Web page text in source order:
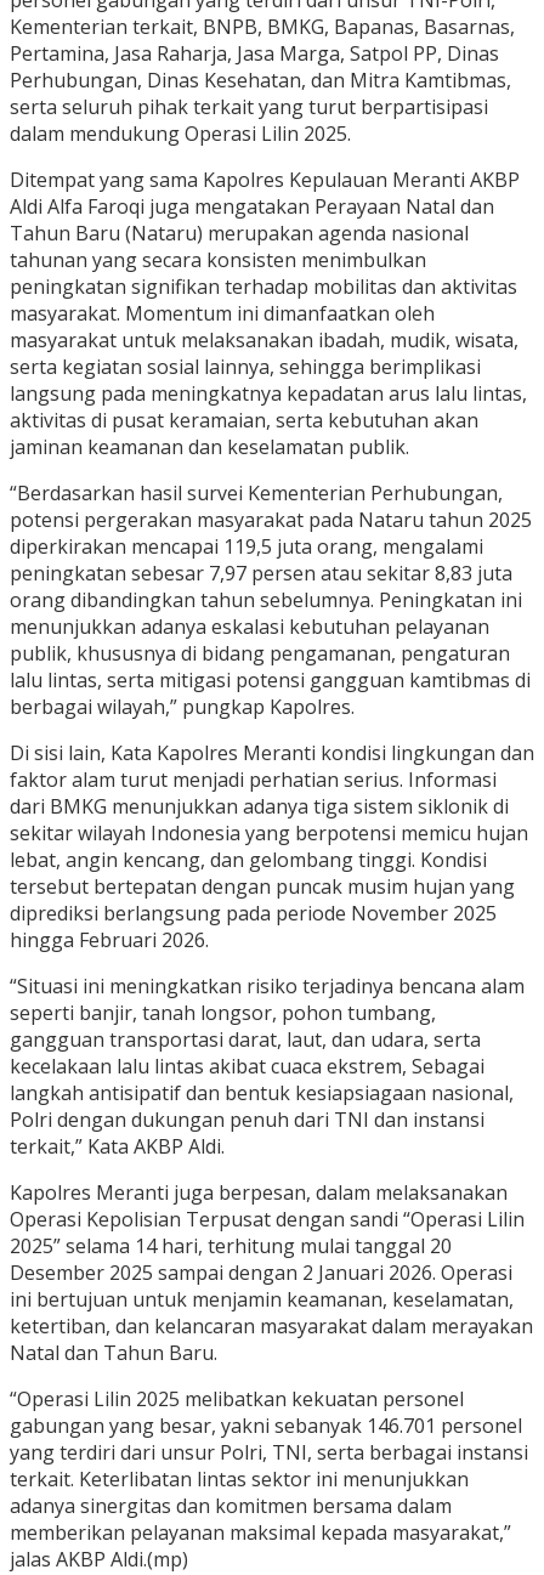
Kementerian terkait, BNPB, BMKG, Bapanas, Basarnas,
Pertamina, Jasa Raharja, Jasa Marga, Satpol PP, Dinas
Perhubungan, Dinas Kesehatan, dan Mitra Kamtibmas,
serta seluruh pihak terkait yang turut berpartisipasi
dalam mendukung Operasi Lilin 2025.
Ditempat yang sama Kapolres Kepulauan Meranti AKBP
Aldi Alfa Faroqi juga mengatakan Perayaan Natal dan
Tahun Baru (Nataru) merupakan agenda nasional
tahunan yang secara konsisten menimbulkan
peningkatan signifikan terhadap mobilitas dan aktivitas
masyarakat. Momentum ini dimanfaatkan oleh
masyarakat untuk melaksanakan ibadah, mudik, wisata,
serta kegiatan sosial lainnya, sehingga berimplikasi
langsung pada meningkatnya kepadatan arus lalu lintas,
aktivitas di pusat keramaian, serta kebutuhan akan
jaminan keamanan dan keselamatan publik.
“Berdasarkan hasil survei Kementerian Perhubungan,
potensi pergerakan masyarakat pada Nataru tahun 2025
diperkirakan mencapai 119,5 juta orang, mengalami
peningkatan sebesar 7,97 persen atau sekitar 8,83 juta
orang dibandingkan tahun sebelumnya. Peningkatan ini
menunjukkan adanya eskalasi kebutuhan pelayanan
publik, khususnya di bidang pengamanan, pengaturan
lalu lintas, serta mitigasi potensi gangguan kamtibmas di
berbagai wilayah,” pungkap Kapolres.
Di sisi lain, Kata Kapolres Meranti kondisi lingkungan dan
faktor alam turut menjadi perhatian serius. Informasi
dari BMKG menunjukkan adanya tiga sistem siklonik di
sekitar wilayah Indonesia yang berpotensi memicu hujan
lebat, angin kencang, dan gelombang tinggi. Kondisi
tersebut bertepatan dengan puncak musim hujan yang
diprediksi berlangsung pada periode November 2025
hingga Februari 2026.
“Situasi ini meningkatkan risiko terjadinya bencana alam
seperti banjir, tanah longsor, pohon tumbang,
gangguan transportasi darat, laut, dan udara, serta
kecelakaan lalu lintas akibat cuaca ekstrem, Sebagai
langkah antisipatif dan bentuk kesiapsiagaan nasional,
Polri dengan dukungan penuh dari TNI dan instansi
terkait,” Kata AKBP Aldi.
Kapolres Meranti juga berpesan, dalam melaksanakan
Operasi Kepolisian Terpusat dengan sandi “Operasi Lilin
2025” selama 14 hari, terhitung mulai tanggal 20
Desember 2025 sampai dengan 2 Januari 2026. Operasi
ini bertujuan untuk menjamin keamanan, keselamatan,
ketertiban, dan kelancaran masyarakat dalam merayakan
Natal dan Tahun Baru.
“Operasi Lilin 2025 melibatkan kekuatan personel
gabungan yang besar, yakni sebanyak 146.701 personel
yang terdiri dari unsur Polri, TNI, serta berbagai instansi
terkait. Keterlibatan lintas sektor ini menunjukkan
adanya sinergitas dan komitmen bersama dalam
memberikan pelayanan maksimal kepada masyarakat,”
jalas AKBP Aldi.(mp)